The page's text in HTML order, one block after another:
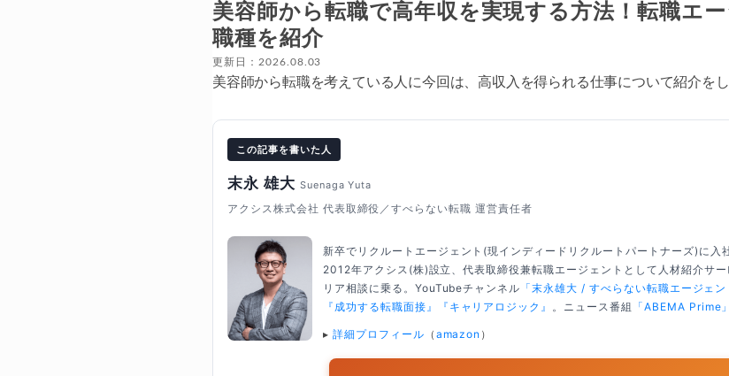
美容師から転職で高年収を実現する方法！転職エ
職種を紹介
更新日：2026.08.03
美容師から転職を考えている人に今回は、高収入を得られる仕事について紹介をし
この記事を書いた人
末永 雄大 Suenaga Yuta
アクシス株式会社 代表取締役／すべらない転職 運営責任者
新卒でリクルートエージェント(現インディードリクルートパートナーズ)に入
2012年アクシス(株)設立、代表取締役兼転職エージェントとして人材紹介サ
リア相談に乗る。YouTubeチャンネル 「末永雄大 / すべらない転職エージェ
『成功する転職面接』
『キャリアロジック』 。ニュース番組 「ABEMA Prime」
▸ 詳細プロフィール （ amazon ）